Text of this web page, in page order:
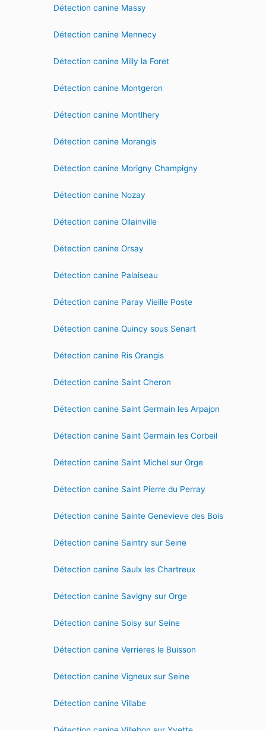
Détection canine Massy
Détection canine Mennecy
Détection canine Milly la Foret
Détection canine Montgeron
Détection canine Montlhery
Détection canine Morangis
Détection canine Morigny Champigny
Détection canine Nozay
Détection canine Ollainville
Détection canine Orsay
Détection canine Palaiseau
Détection canine Paray Vieille Poste
Détection canine Quincy sous Senart
Détection canine Ris Orangis
Détection canine Saint Cheron
Détection canine Saint Germain les Arpajon
Détection canine Saint Germain les Corbeil
Détection canine Saint Michel sur Orge
Détection canine Saint Pierre du Perray
Détection canine Sainte Genevieve des Bois
Détection canine Saintry sur Seine
Détection canine Saulx les Chartreux
Détection canine Savigny sur Orge
Détection canine Soisy sur Seine
Détection canine Verrieres le Buisson
Détection canine Vigneux sur Seine
Détection canine Villabe